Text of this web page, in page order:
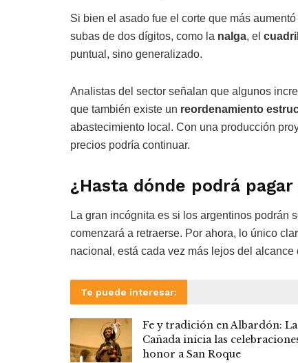
Si bien el asado fue el corte que más
subas de dos dígitos, como la nalga, el cuadril
puntual, sino generalizado.
Analistas del sector señalan que algunos
que también existe un reordenamiento
abastecimiento local. Con una producción
precios podría continuar.
¿Hasta dónde podrá
La gran incógnita es si los argentinos podrán
comenzará a retraerse. Por ahora, lo único
nacional, está cada vez más lejos del alcance
Te puede interesar:
Fe y tradición en Albardón: La
Cañada inicia las
honor a San Roque